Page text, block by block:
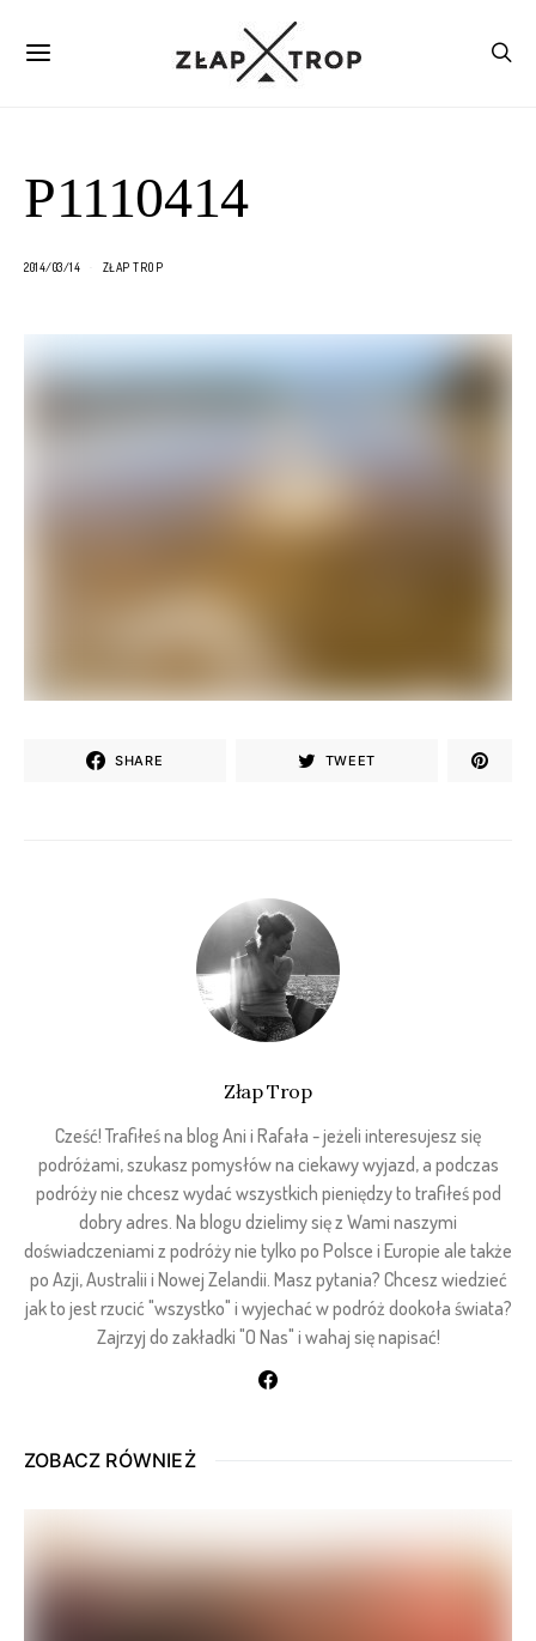
P1110414
2014/03/14 ZŁAP TROP
SHARE TWEET
Złap Trop
Cześć! Trafiłeś na blog Ani i Rafała - jeżeli interesujesz się
podróżami, szukasz pomysłów na ciekawy wyjazd, a podczas
podróży nie chcesz wydać wszystkich pieniędzy to trafiłeś pod
dobry adres. Na blogu dzielimy się z Wami naszymi
doświadczeniami z podróży nie tylko po Polsce i Europie ale także
po Azji, Australii i Nowej Zelandii. Masz pytania? Chcesz wiedzieć
jak to jest rzucić "wszystko" i wyjechać w podróż dookoła świata?
Zajrzyj do zakładki "O Nas" i wahaj się napisać!
ZOBACZ RÓWNIEŻ